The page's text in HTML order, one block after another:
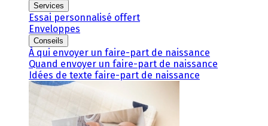
Services
Essai personnalisé offert
Enveloppes
Conseils
À qui envoyer un faire-part de naissance
Quand envoyer un faire-part de naissance
Idées de texte faire-part de naissance